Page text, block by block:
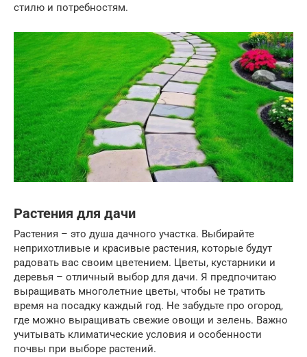
стилю и потребностям.
Растения для дачи
Растения – это душа дачного участка. Выбирайте
неприхотливые и красивые растения, которые будут
радовать вас своим цветением. Цветы, кустарники и
деревья – отличный выбор для дачи. Я предпочитаю
выращивать многолетние цветы, чтобы не тратить
время на посадку каждый год. Не забудьте про огород,
где можно выращивать свежие овощи и зелень. Важно
учитывать климатические условия и особенности
почвы при выборе растений.